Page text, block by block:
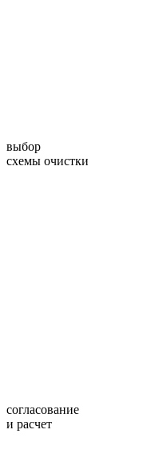
выбор
схемы очистки
согласование
и расчет